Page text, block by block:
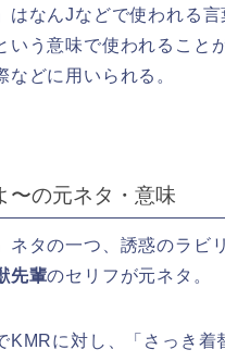
はなんJなどで使われる言
いう意味で使われること
どに用いられる。
〜の元ネタ・意味
ネタの一つ、誘惑のラビ
先輩のセリフが元ネタ。
KMRに対し、「さっき